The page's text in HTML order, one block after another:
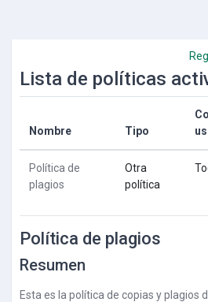
Lista de políticas
Nombre Tipo
Política de
plagios
Otra
política
Política de plagios
Resumen
Esta es la política de copias y plagios